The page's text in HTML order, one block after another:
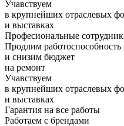
Учавствуем
в крупнейших отраслевых
и выставках
Професиональные
Продлим работоспособность
и снизим бюджет
на ремонт
Учавствуем
в крупнейших отраслевых
и выставках
Гарантия на все работы
Работаем с брендами